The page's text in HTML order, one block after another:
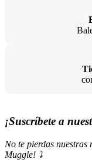
¡Suscríbete a
No te pierdas nuestras
Muggle! ⤵️